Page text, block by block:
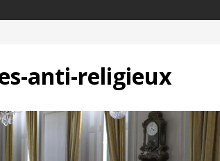
anti-religieux